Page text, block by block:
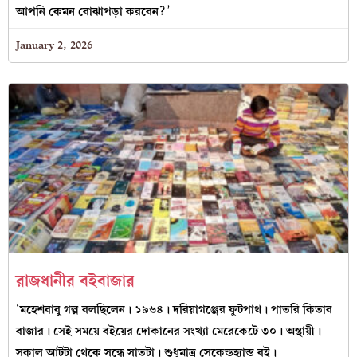
আপনি কেমন বোঝাপড়া করবেন?’
January 2, 2026
রাজধানীর বইবাজার
‘মহেশবাবু গল্প বলছিলেন। ১৯৬৪। দরিয়াগঞ্জের ফুটপাথ। পাতরি কিতাব
বাজার। সেই সময়ে বইয়ের দোকানের সংখ্যা মেরেকেটে ৩০। অস্থায়ী।
সকাল আটটা থেকে সন্ধে সাতটা। শুধুমাত্র সেকেন্ডহ্যান্ড বই।